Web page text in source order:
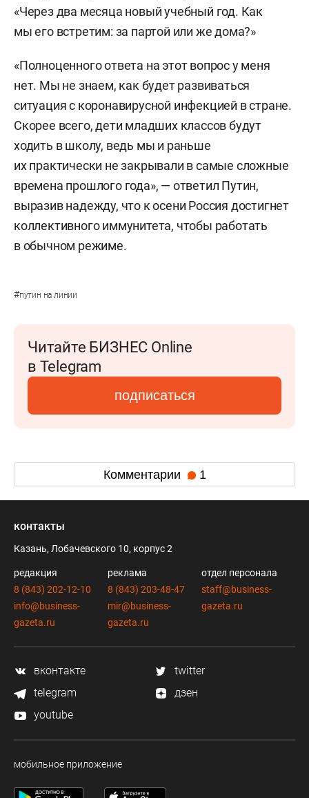
«Через два месяца новый учебный год. Как
мы его встретим: за партой или же дома?»
«Полноценного ответа на этот вопрос у меня
нет. Мы не знаем, как будет развиваться
ситуация с коронавирусной инфекцией в стране.
Скорее всего, дети младших классов будут
ходить в школу, ведь мы и раньше
их практически не закрывали в самые сложные
времена прошлого года», — ответил Путин,
выразив надежду, что к осени Россия достигнет
коллективного иммунитета, чтобы работать
в обычном режиме.
#путин на линии
Читайте БИЗНЕС Online
в Telegram
подписаться
Комментарии 1
контакты
Казань, Лобачевского 10, корпус 2
редакция
8 (843) 202-12-10
info@business-
gazeta.ru
реклама
8 (843) 203-48-47
mir@business-
gazeta.ru
отдел персонала
staff@business-
gazeta.ru
вконтакте
twitter
telegram
дзен
youtube
мобильное приложение